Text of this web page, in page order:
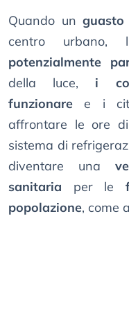
Quando unguasto
centro urbano,
potenzialmente
della luce, i
funzionare e i
affrontare le ore
sistema di
diventare una
sanitaria per le
popolazione, come